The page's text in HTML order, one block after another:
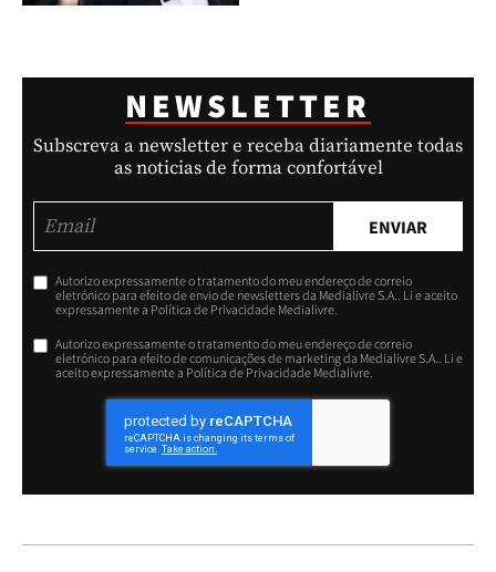
NEWSLETTER
Subscreva a newsletter e receba diariamente todas
as noticias de forma confortável
ENVIAR
Autorizo expressamente o tratamento do meu endereço de correio
eletrónico para efeito de envio de newsletters da Medialivre S.A.. Li e aceito
expressamente a Política de Privacidade Medialivre.
Autorizo expressamente o tratamento do meu endereço de correio
eletrónico para efeito de comunicações de marketing da Medialivre S.A.. Li e
aceito expressamente a Política de Privacidade Medialivre.